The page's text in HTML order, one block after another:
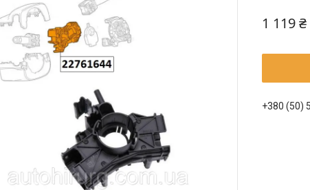
1 119 ₴
+380 (50)